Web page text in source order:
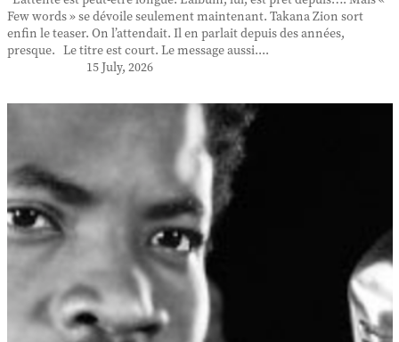
Few words » se dévoile seulement maintenant. Takana Zion sort
enfin le teaser. On l’attendait. Il en parlait depuis des années,
presque. Le titre est court. Le message aussi....
15 July, 2026